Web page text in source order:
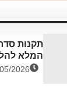
תקנות
המלא
2026